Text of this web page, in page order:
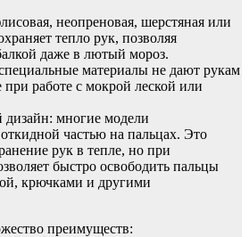
неопреновая, шерстяная или
тепло рук, позволяя
даже в лютый мороз.
материалы не дают рукам
работе с мокрой леской или
многие модели
частью на пальцах. Это
рук в тепле, но при
быстро освободить пальцы
крючками и другими
преимуществ: